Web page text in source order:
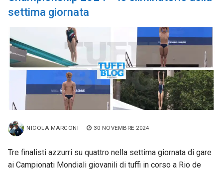
settima giornata
NICOLA MARCONI 30 NOVEMBRE 2024
Tre finalisti azzurri su quattro nella settima giornata di gare
ai Campionati Mondiali giovanili di tuffi in corso a Rio de